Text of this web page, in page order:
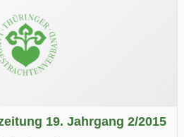
19. Jahrgang 2/2015